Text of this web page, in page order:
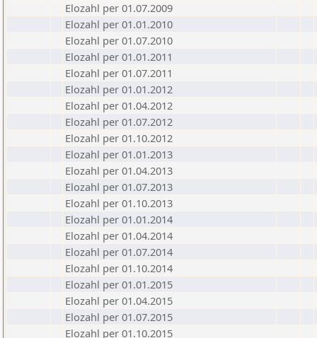
Elozahl per 01.07.2009
Elozahl per 01.01.2010
Elozahl per 01.07.2010
Elozahl per 01.01.2011
Elozahl per 01.07.2011
Elozahl per 01.01.2012
Elozahl per 01.04.2012
Elozahl per 01.07.2012
Elozahl per 01.10.2012
Elozahl per 01.01.2013
Elozahl per 01.04.2013
Elozahl per 01.07.2013
Elozahl per 01.10.2013
Elozahl per 01.01.2014
Elozahl per 01.04.2014
Elozahl per 01.07.2014
Elozahl per 01.10.2014
Elozahl per 01.01.2015
Elozahl per 01.04.2015
Elozahl per 01.07.2015
Elozahl per 01.10.2015